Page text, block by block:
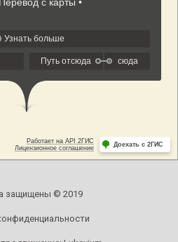
защищены © 2019